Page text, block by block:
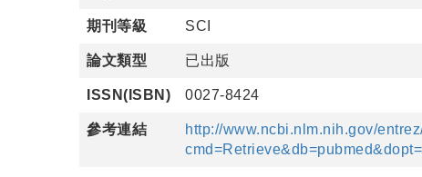
期刊等級 SCI
論文類型 已出版
ISSN(ISBN) 0027-8424
參考連結
http://www.ncbi.nlm.nih.gov/